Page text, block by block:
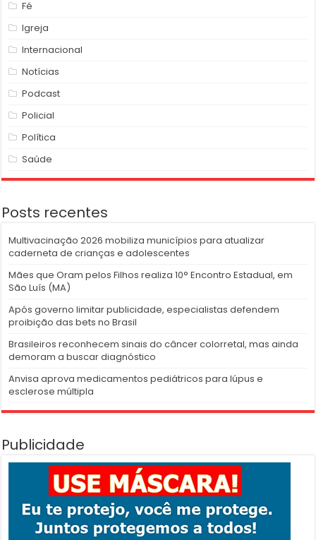
Fé
Igreja
Internacional
Notícias
Podcast
Policial
Política
Saúde
Posts recentes
Multivacinação 2026 mobiliza municípios para atualizar
caderneta de crianças e adolescentes
Mães que Oram pelos Filhos realiza 10° Encontro Estadual, em
São Luís (MA)
Após governo limitar publicidade, especialistas defendem
proibição das bets no Brasil
Brasileiros reconhecem sinais do câncer colorretal, mas ainda
demoram a buscar diagnóstico
Anvisa aprova medicamentos pediátricos para lúpus e
esclerose múltipla
Publicidade